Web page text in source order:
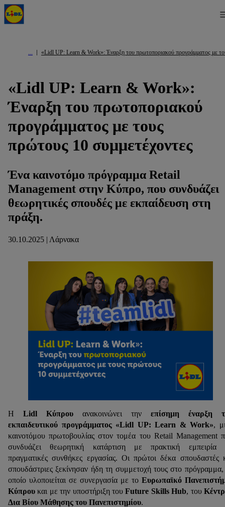
«Lidl UP: Learn & Work»: Έναρξη του πρωτοποριακού προγράμματος με
«Lidl UP: Learn & Work»:
Έναρξη του πρωτοποριακού
προγράμματος με τους
πρώτους 10 συμμετέχοντες
Ένα καινοτόμο πρόγραμμα Retail
Management στην Κύπρο, που συνδυάζει
θεωρητικές σπουδές με εκπαίδευση στη
πράξη.
30.10.2025 | Λάρνακα
Η Lidl Κύπρου ανακοινώνει την επίσημη έναρξη
εκπαιδευτικού προγράμματος «Lidl UP: Learn & Work»,
καινοτόμου πρωτοβουλίας στον τομέα του Retail Management
συνδυάζει θεωρητική κατάρτιση με πρακτική εμπειρία
πραγματικές συνθήκες εργασίας. Οι πρώτοι δέκα σπουδαστές
σπουδάστριες ξεκίνησαν ήδη τη συμμετοχή τους στο πρόγραμμα,
οποίο υλοποιείται σε συνεργασία με το Ευρωπαϊκό
Κύπρου και με την υποστήριξη τουFuture Skills Hub, του
Δια Βίου Μάθησης του Πανεπιστημίου.